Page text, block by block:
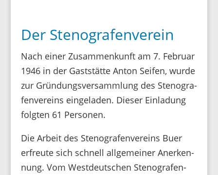
Der Stenografenverein
Nach einer Zusam­men­kunft am 7. Februar
1946 in der Gast­stätte Anton Seifen, wurde
zur Grün­dungs­ver­samm­lung des Steno­gra­
fen­ver­eins einge­laden. Dieser Einla­dung
folgten 61 Personen.
Die Arbeit des Steno­gra­fen­ver­eins Buer
erfreute sich schnell allge­meiner Aner­ken­
nung. Vom West­deut­schen Steno­gra­fen­